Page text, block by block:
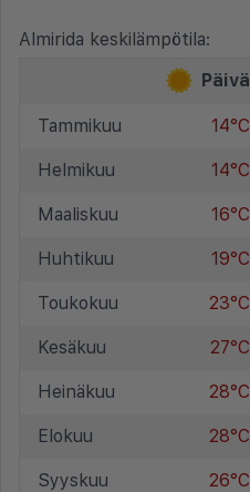
Almirida keskilämpötila:
Päivä
Tammikuu 14°C
Helmikuu 14°C
Maaliskuu 16°C
Huhtikuu 19°C
Toukokuu 23°C
Kesäkuu 27°C
Heinäkuu 28°C
Elokuu 28°C
Syyskuu 26°C